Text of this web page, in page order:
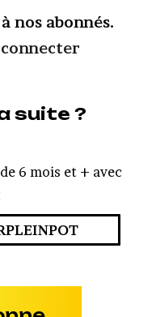
nos abonnés.
connecter
suite ?
6 mois et + avec